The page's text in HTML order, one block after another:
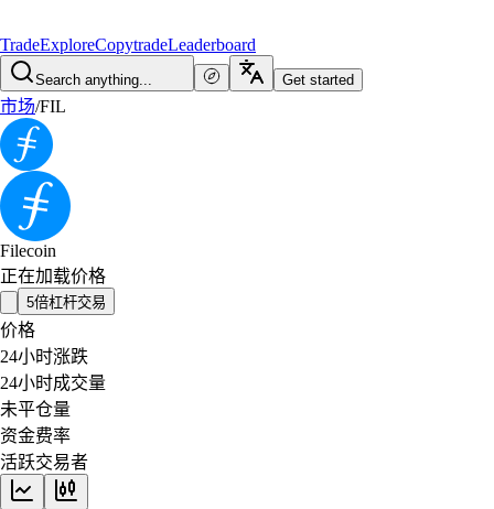
TradeExploreCopytradeLeaderboard
Search anything... Get started
市场/FIL
Filecoin
正在加载价格
5倍杠杆交易
价格
24小时涨跌
24小时成交量
未平仓量
资金费率
活跃交易者